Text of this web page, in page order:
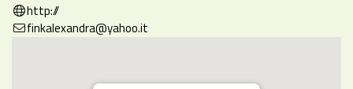
http://
finkalexandra@yahoo.it